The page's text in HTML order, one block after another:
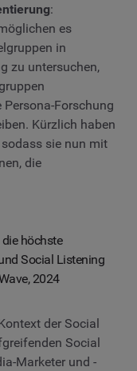
:
es
in
zu untersuchen,
Forschung
Kürzlich haben
sie nun mit
die
höchste
Social Listening
2024
der Social
Social
Marketer und -